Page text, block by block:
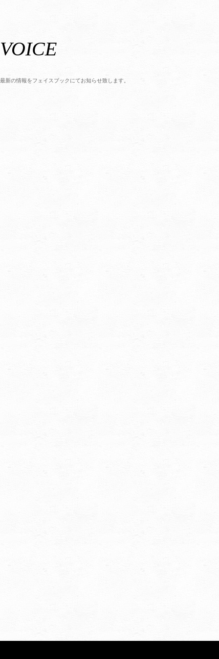
VOICE
最新の情報をフェイスブックにてお知らせ致します。